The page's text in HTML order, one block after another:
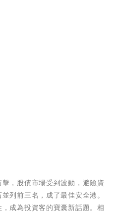
，股債市場受到波動，避險資
列前三名，成了最佳安全港。
成為投資客的寶囊新話題。相